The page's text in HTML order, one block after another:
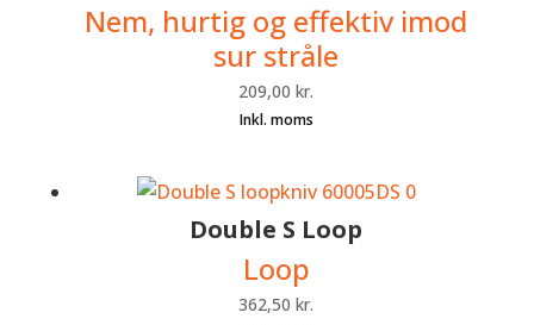
Nem, hurtig og effektiv imod
sur stråle
209,00kr.
Double S Loop
Loop
362,50kr.